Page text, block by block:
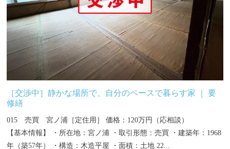
［交渉中］静かな場所で、自分のペースで暮らす家 ｜ 要
修繕
015 売買 宮ノ浦［定住用］ 価格：120万円（応相談）
【基本情報】 ・所在地：宮ノ浦 ・取引形態：売買 ・建築年：1968
年（築57年） ・構造：木造平屋 ・面積：土地 22...